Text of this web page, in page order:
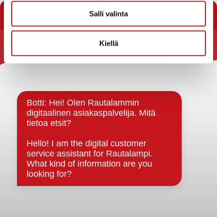
Salli valinta
Kiellä
Rautalammin kunta
Strategiat, ohjelmat, ohjeet, suunnitelmat, säännöt ja
sopimukset
Asiakirjajulkisuuskuvaus
Evästeet
Saavutettavuusseloste
Tietosuoja
Tietosuojaselosteet